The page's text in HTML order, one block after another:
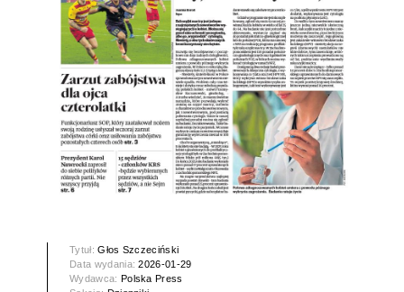
Tytuł:Głos Szczeciński
Data wydania:2026-01-29
Wydawca: Polska Press